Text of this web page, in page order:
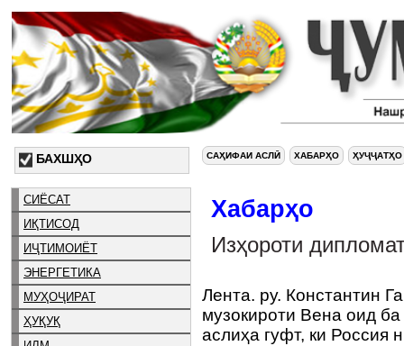
БАХШҲО
СИЁСАТ
ИҚТИСОД
ИҶТИМОИЁТ
ЭНЕРГЕТИКА
МУҲОҶИРАТ
ҲУҚУҚ
САҲИФАИ АСЛӢ ХАБАРҲО ҲУҶҶАТҲО
Хабарҳо
Изҳороти
Лента. ру. Константин
музокироти Вена оид
аслиҳа гуфт, ки Россия